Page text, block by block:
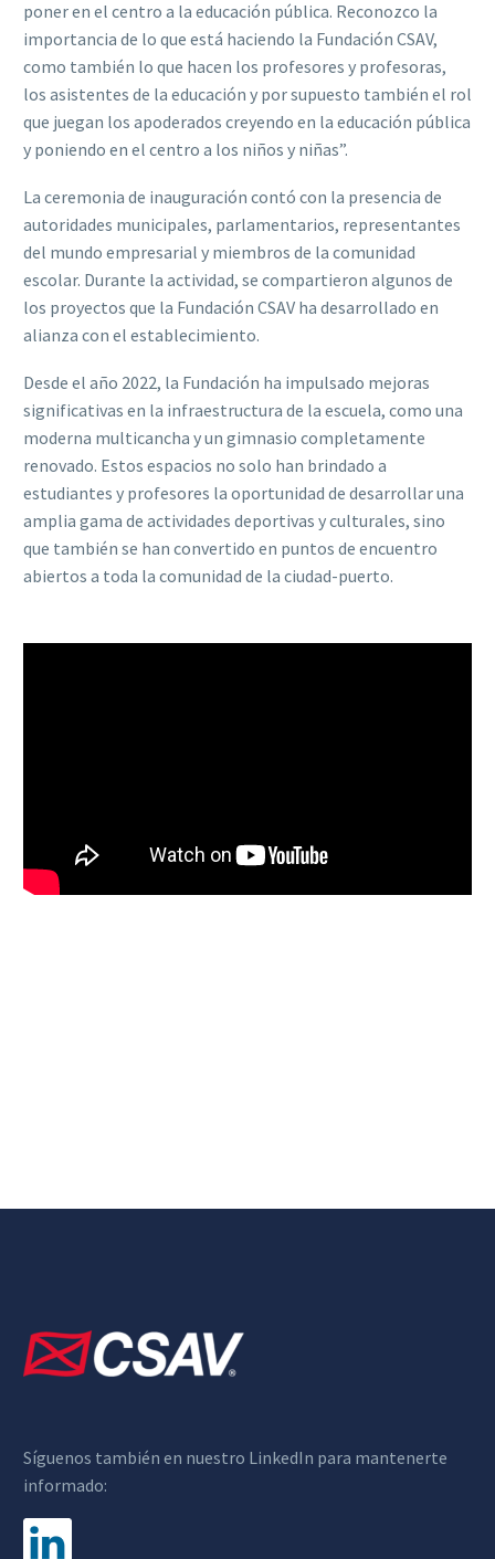
poner en el centro a la educación pública. Reconozco la
importancia de lo que está haciendo la Fundación CSAV,
como también lo que hacen los profesores y profesoras,
los asistentes de la educación y por supuesto también el rol
que juegan los apoderados creyendo en la educación pública
y poniendo en el centro a los niños y niñas”.
La ceremonia de inauguración contó con la presencia de
autoridades municipales, parlamentarios, representantes
del mundo empresarial y miembros de la comunidad
escolar. Durante la actividad, se compartieron algunos de
los proyectos que la Fundación CSAV ha desarrollado en
alianza con el establecimiento.
Desde el año 2022, la Fundación ha impulsado mejoras
significativas en la infraestructura de la escuela, como una
moderna multicancha y un gimnasio completamente
renovado. Estos espacios no solo han brindado a
estudiantes y profesores la oportunidad de desarrollar una
amplia gama de actividades deportivas y culturales, sino
que también se han convertido en puntos de encuentro
abiertos a toda la comunidad de la ciudad-puerto.
Síguenos también en nuestro LinkedIn para mantenerte
informado: